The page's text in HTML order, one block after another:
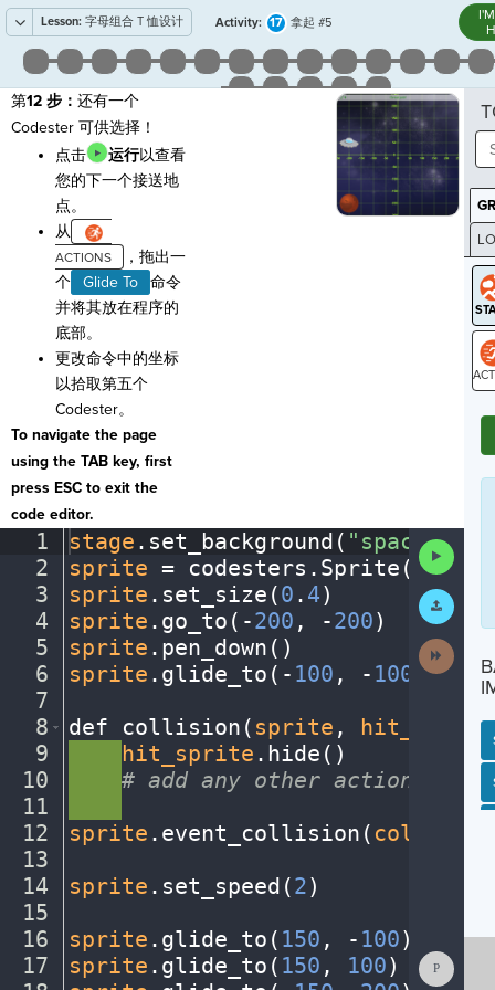
Lesson: 字母组合 T 恤设计 Activity: 17 拿起 #5
第12 步： 还有一个
Codester 可供选择！
点击
运行以查看
您的下一个接送地
点。
从
，拖出一
个
Glide To
命令
并将其放在程序的
底部。
更改命令中的坐标
以拾取第五个
Codester。
To navigate the page
using the TAB key, first
press ESC to exit the
code editor.
1
2
3
4
5
6
7
8
9
10
11
12
13
14
15
16
17
stage . set_background( "space")
sprite = codesters . Sprite( "ufo"
sprite . set_size(0 . 4)
sprite . go_to( -200 , -200)
sprite . pen_down()
sprite . glide_to( - 100 , - 100 )¬
def
collision( sprite , hit_sprite
hit_sprite . hide()
# add any other actions...
sprite . event_collision( collision
sprite . set_speed(2)
sprite . glide_to( 150 , - 100)
sprite . glide_to( 150 , 100)
Code
Work
Activity